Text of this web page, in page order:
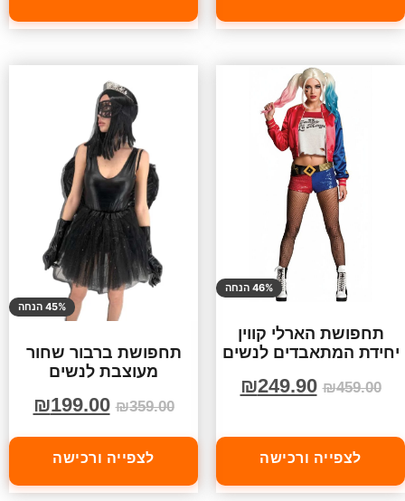
46% הנחה
תחפושת הארלי קווין
יחידת המתאבדים לנשים
₪459.00
₪249.90
לצפייה ורכישה
45% הנחה
תחפושת ברבור שחור
מעוצבת לנשים
₪359.00
₪199.00
לצפייה ורכישה